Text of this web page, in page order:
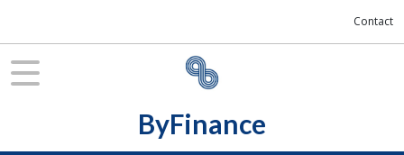
Contact
ByFinance